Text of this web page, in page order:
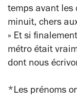
temps avant les
minuit, chers
» Et si
métro était
dont nous
*Les prénoms